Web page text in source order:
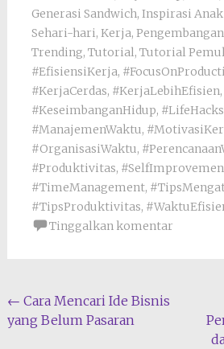
Generasi Sandwich, Inspirasi
Sehari-hari, Kerja,
Trending, Tutorial, Tutorial
#EfisiensiKerja,
#KerjaCerdas, #KerjaLebihEfisien,
#KeseimbanganHidup, #LifeHacks
#ManajemenWaktu,
#OrganisasiWaktu,
#Produktivitas,
#TimeManagement,
#TipsProduktivitas,
Tinggalkan komentar
Navigasi
pos
← Cara Mencari Ide Bisnis
yang Belum Pasaran